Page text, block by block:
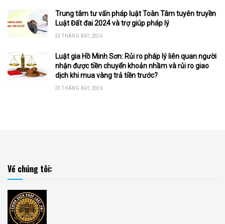
Trung tâm tư vấn pháp luật Toàn Tâm tuyên truyền
Luật Đất đai 2024 và trợ giúp pháp lý
23 THÁNG BẢY, 2026
Luật gia Hồ Minh Sơn: Rủi ro pháp lý liên quan người
nhận được tiền chuyển khoản nhầm và rủi ro giao
dịch khi mua vàng trả tiền trước?
23 THÁNG BẢY, 2026
Về chúng tôi: